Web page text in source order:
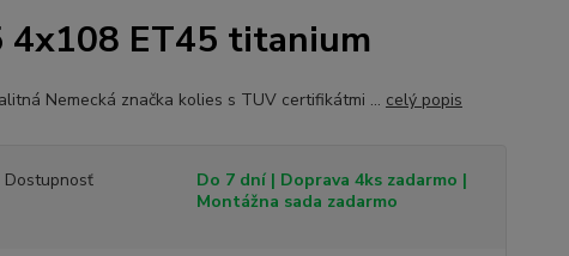
4x108 ET45 titanium
Nemecká značka kolies s TUV certifikátmi ... celý popis
Dostupnosť
Do 7 dní | Doprava 4ks zadarmo |
Montážna sada zadarmo